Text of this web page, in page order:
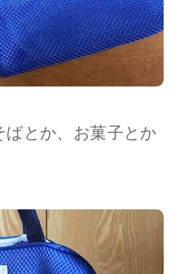
ばとか、お菓子とか